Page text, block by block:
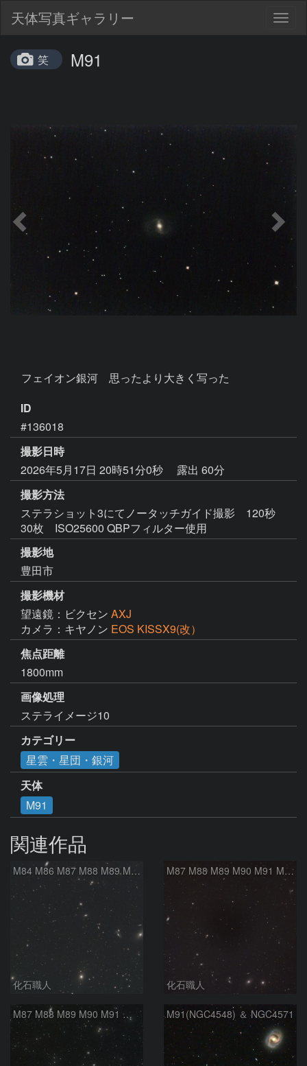
天体写真ギャラリー
笑 M91
フェイオン銀河　思ったより大きく写った
ID
#136018
撮影日時
2026年5月17日 20時51分0秒
露出 60分
撮影方法
ステラショット3にてノータッチガイド撮影 120秒
30枚 ISO25600 QBPフィルター使用
撮影地
豊田市
撮影機材
望遠鏡：ビクセン AXJ
カメラ：キヤノン EOS KISSX9(改）
焦点距離
1800mm
画像処理
ステライメージ10
カテゴリー
星雲・星団・銀河
天体
M91
関連作品
M84 M86 M87 M88 M89 M90 M91 マルカリアンの銀河鎖 おとめ座 かみのけ座
化石職人
M87 M88 M89 M90 M91 M100 マルカリアンの銀河鎖 おとめ座 かみのけ座
化石職人
M87 M88 M89 M90 M91 マルカリアンの銀河鎖 おとめ座 かみのけ座 M91(NGC4548) ＆ NGC4571